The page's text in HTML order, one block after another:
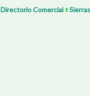
Directorio Comercial